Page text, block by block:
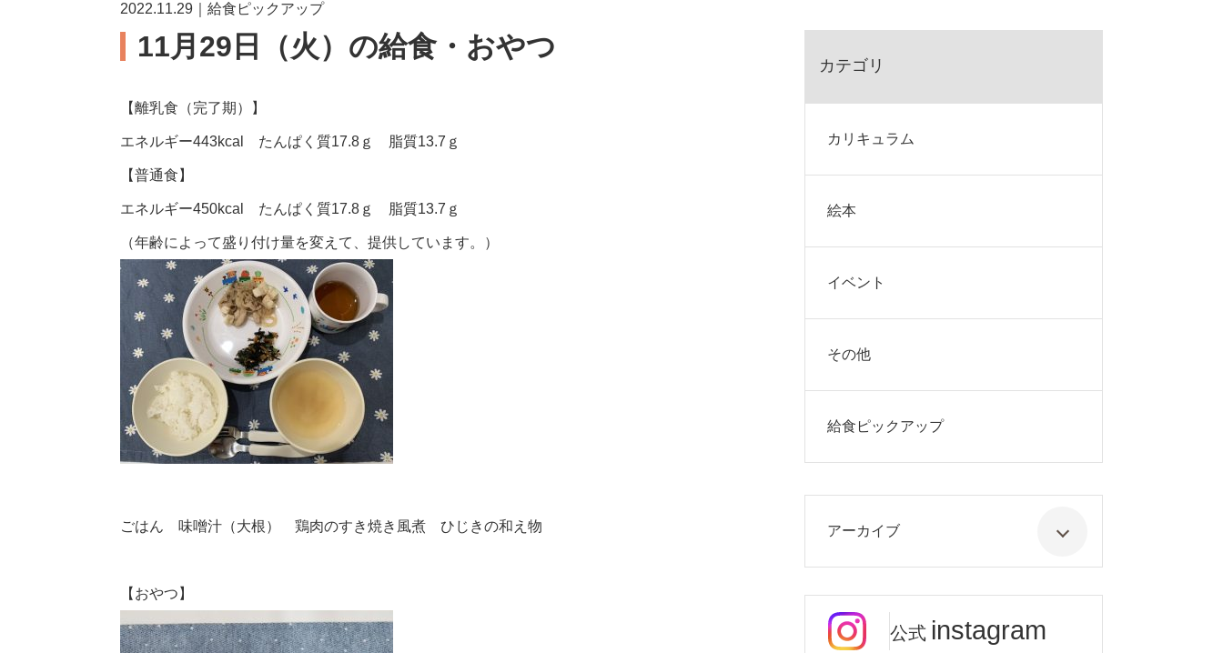
2022.11.29｜給食ピックアップ
11月29日（火）の給食・おやつ
【離乳食（完了期）】
エネルギー443kcal たんぱく質17.8ｇ 脂質13.7ｇ
【普通食】
エネルギー450kcal たんぱく質17.8ｇ 脂質13.7ｇ
（年齢によって盛り付け量を変えて、提供しています。）
ごはん 味噌汁（大根） 鶏肉のすき焼き風煮 ひじきの和え物
【おやつ】
カテゴリ
カリキュラム
絵本
イベント
その他
給食ピックアップ
アーカイブ
公式 instagram